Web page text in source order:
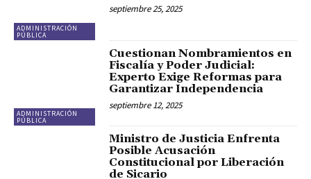
ADMINISTRACIÓN
PÚBLICA
septiembre 25, 2025
ADMINISTRACIÓN
PÚBLICA
Cuestionan Nombramientos en
Fiscalía y Poder Judicial:
Experto Exige Reformas para
Garantizar Independencia
septiembre 12, 2025
Ministro de Justicia Enfrenta
Posible Acusación
Constitucional por Liberación
de Sicario